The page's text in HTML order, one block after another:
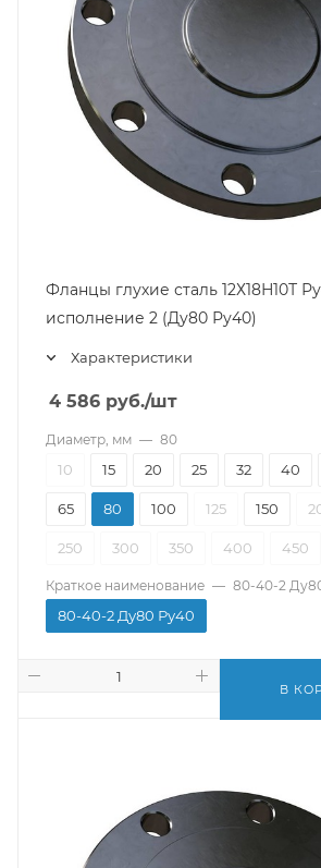
Фланцы глухие сталь 12Х18Н10Т
исполнение 2 (Ду80 Ру40)
Характеристики
4 586 руб./шт
Диаметр, мм — 80
10 15 20 25 32 40
65 80 100 125 150
250 300 350 400 450
Краткое наименование — 80-40-2
80-40-2 Ду80 Ру40
В